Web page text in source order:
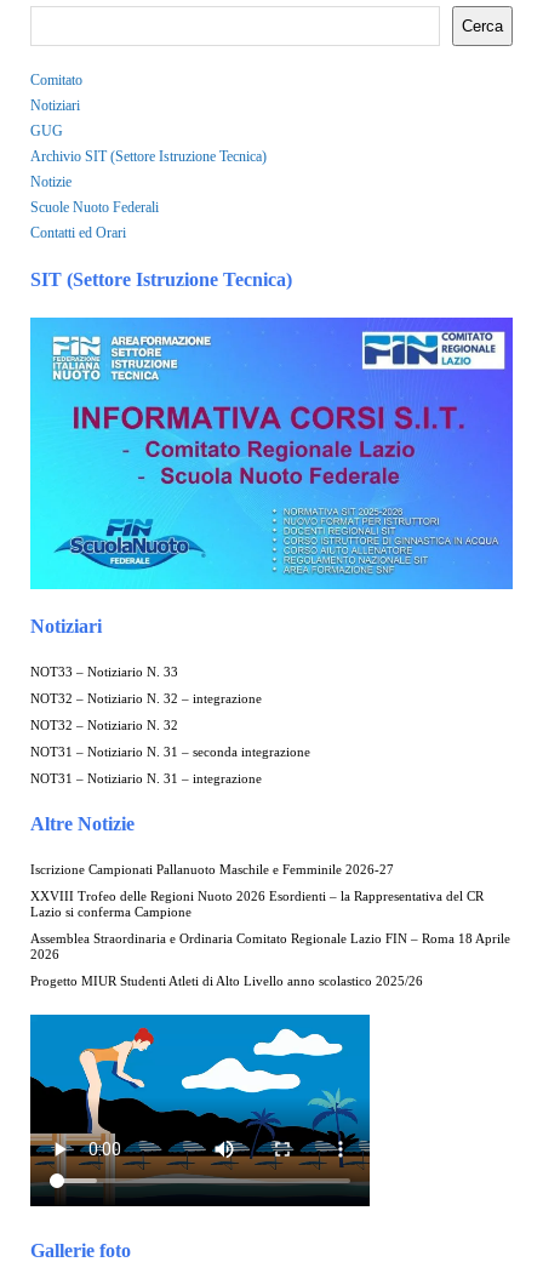
Cerca
Comitato
Notiziari
GUG
Archivio SIT (Settore Istruzione Tecnica)
Notizie
Scuole Nuoto Federali
Contatti ed Orari
SIT (Settore Istruzione Tecnica)
Notiziari
NOT33 – Notiziario N. 33
NOT32 – Notiziario N. 32 – integrazione
NOT32 – Notiziario N. 32
NOT31 – Notiziario N. 31 – seconda integrazione
NOT31 – Notiziario N. 31 – integrazione
Altre Notizie
Iscrizione Campionati Pallanuoto Maschile e Femminile 2026-27
XXVIII Trofeo delle Regioni Nuoto 2026 Esordienti – la Rappresentativa del CR
Lazio si conferma Campione
Assemblea Straordinaria e Ordinaria Comitato Regionale Lazio FIN – Roma 18 Aprile
2026
Progetto MIUR Studenti Atleti di Alto Livello anno scolastico 2025/26
Gallerie foto